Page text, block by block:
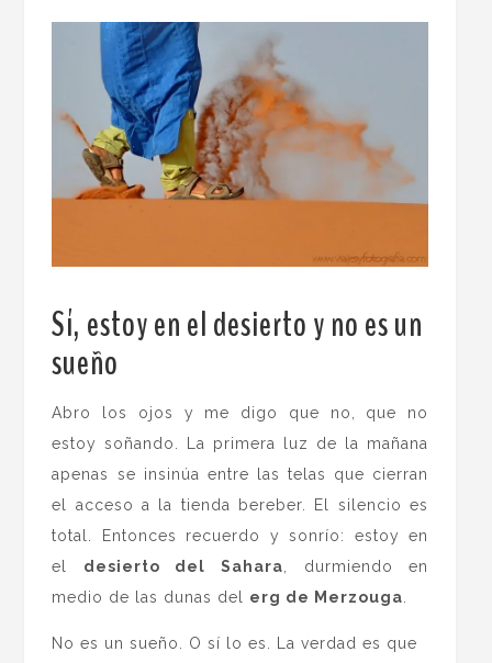
Sí, estoy en el desierto y no es un
sueño
Abro los ojos y me digo que no, que no
estoy soñando. La primera luz de la mañana
apenas se insinúa entre las telas que cierran
el acceso a la tienda bereber. El silencio es
total. Entonces recuerdo y sonrío: estoy en
el desierto del Sahara , durmiendo en
medio de las dunas del erg de Merzouga
No es un sueño. O sí lo es. La verdad es que